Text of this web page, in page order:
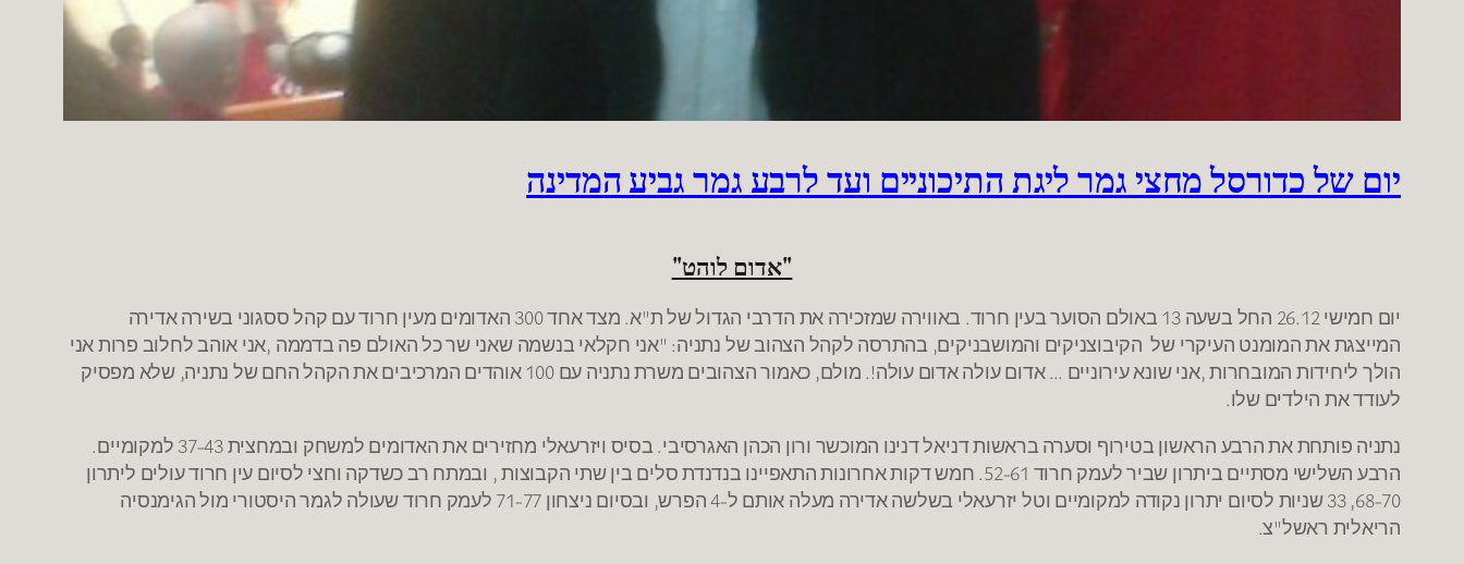
יום של כדורסל מחצי גמר ליגת התיכוניים ועד לרבע גמר גביע המדינה
"אדום לוהט"
יום חמישי 26.12 החל בשעה 13 באולם הסוער בעין חרוד. באווירה שמזכירה את הדרבי הגדול של ת"א. מצד אחד 300 האדומים מעין חרוד עם קהל ססגוני בשירה אדירה
המייצגת את המומנט העיקרי של הקיבוצניקים והמושבניקים, בהתרסה לקהל הצהוב של נתניה: "אני חקלאי בנשמה שאני שר כל האולם פה בדממה ,אני אוהב לחלוב פרות אני
הולך ליחידות המובחרות ,אני שונא עירוניים … אדום עולה אדום עולה!. מולם, כאמור הצהובים משרת נתניה עם 100 אוהדים המרכיבים את הקהל החם של נתניה, שלא מפסיק
לעודד את הילדים שלו.
נתניה פותחת את הרבע הראשון בטירוף וסערה בראשות דניאל דנינו המוכשר ורון הכהן האגרסיבי. בסיס ויזרעאלי מחזירים את האדומים למשחק ובמחצית 37-43 למקומיים.
הרבע השלישי מסתיים ביתרון שביר לעמק חרוד 52-61. חמש דקות אחרונות התאפיינו בנדנדת סלים בין שתי הקבוצות , ובמתח רב כשדקה וחצי לסיום עין חרוד עולים ליתרון
68-70, 33 שניות לסיום יתרון נקודה למקומיים וטל יזרעאלי בשלשה אדירה מעלה אותם ל-4 הפרש, ובסיום ניצחון 71-77 לעמק חרוד שעולה לגמר היסטורי מול הגימנסיה
הריאלית ראשל"צ.